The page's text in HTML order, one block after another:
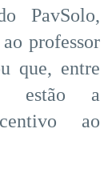
PavSolo,
professor
que, entre
estão a
ao